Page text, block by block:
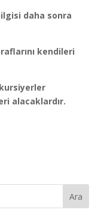
daha sonra
kendileri
alacaklardır.